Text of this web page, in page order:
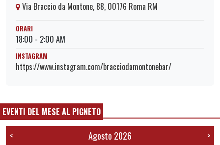
Via Braccio da Montone, 88, 00176 Roma RM
ORARI
18:00 - 2:00 AM
INSTAGRAM
https://www.instagram.com/bracciodamontonebar/
EVENTI DEL MESE AL PIGNETO
< Agosto 2026 >